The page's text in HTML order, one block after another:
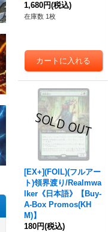
1,680円(税込)
在庫数 1枚
[EX+](FOIL)(フルアー
ト)領界渡り/Realmwa
lker《日本語》【Buy-
A-Box Promos(KH
M)】
180円(税込)